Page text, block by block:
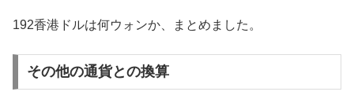
192香港ドルは何ウォンか、まとめました。
その他の通貨との換算